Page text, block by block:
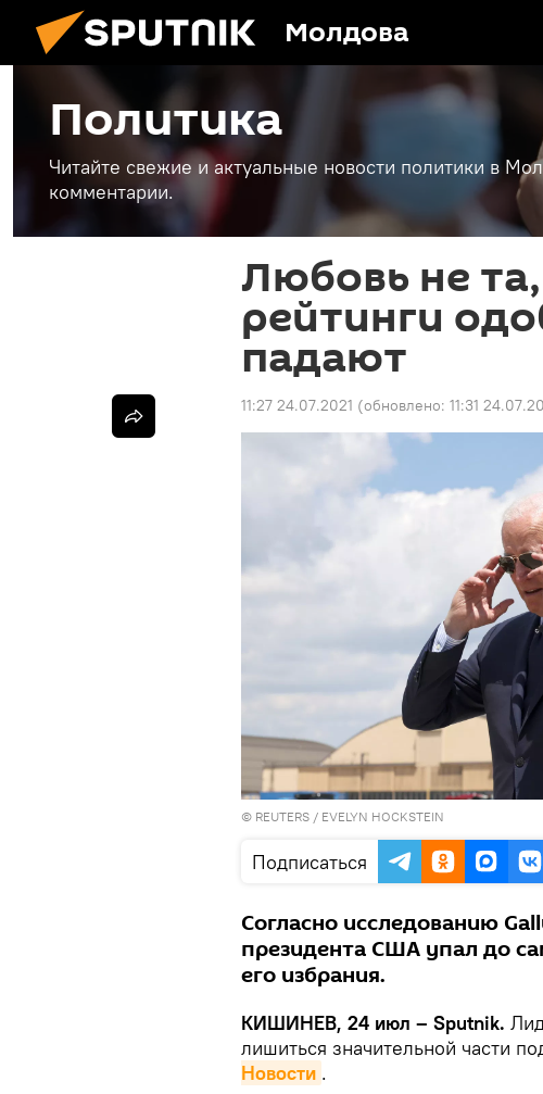
Молдова
Политика
Читайте свежие и актуальные новости политики в
комментарии.
Любовь не
рейтинги
падают
11:27 24.07.2021 (обновлено: 11:31
© REUTERS / EVELYN HOCKSTEIN
Подписаться
Согласно исследованию
президента США упал до
его избрания.
КИШИНЕВ, 24 июл – Sputnik.
лишиться значительной части
Новости .